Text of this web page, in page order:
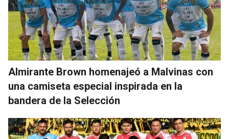
Almirante Brown homenajeó a Malvinas con
una camiseta especial inspirada en la
bandera de la Selección